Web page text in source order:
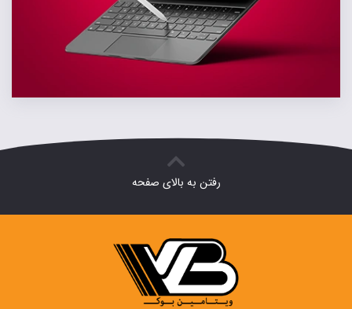
رفتن به بالای صفحه